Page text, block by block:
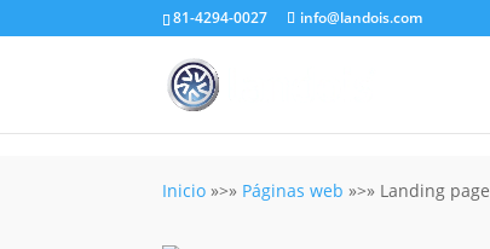
81-4294-0027 info@landois.com
Inicio »>» Páginas web »>» Landing page